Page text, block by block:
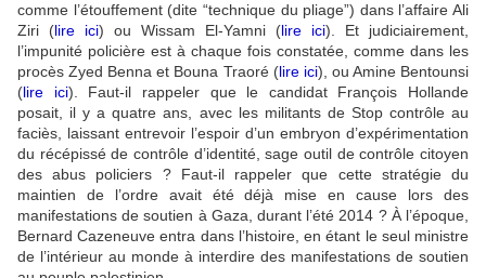
comme l’étouffement (dite “technique du pliage”) dans l’affaire Ali
Ziri (lire ici) ou Wissam El-Yamni (lire ici). Et judiciairement,
l’impunité policière est à chaque fois constatée, comme dans les
procès Zyed Benna et Bouna Traoré (lire ici), ou Amine Bentounsi
(lire ici). Faut-il rappeler que le candidat François Hollande
posait, il y a quatre ans, avec les militants de Stop contrôle au
faciès, laissant entrevoir l’espoir d’un embryon d’expérimentation
du récépissé de contrôle d’identité, sage outil de contrôle citoyen
des abus policiers ? Faut-il rappeler que cette stratégie du
maintien de l’ordre avait été déjà mise en cause lors des
manifestations de soutien à Gaza, durant l’été 2014 ? À l’époque,
Bernard Cazeneuve entra dans l’histoire, en étant le seul ministre
de l’intérieur au monde à interdire des manifestations de soutien